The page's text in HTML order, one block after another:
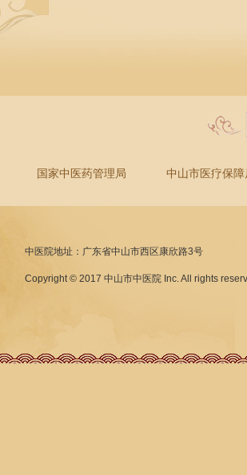
国家中医药管理局 中山市医疗保障
中医院地址：广东省中山市西区康欣路3号
Copyright © 2017 中山市中医院 Inc. All rights